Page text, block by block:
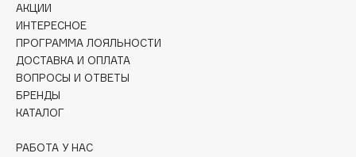
Corimo
Cottolina
Crescina
Cunzite
АКЦИИ
ИНТЕРЕСНОЕ
ПРОГРАММА ЛОЯЛЬНОСТИ
ДОСТАВКА И ОПЛАТА
ВОПРОСЫ И ОТВЕТЫ
БРЕНДЫ
КАТАЛОГ
РАБОТА У НАС